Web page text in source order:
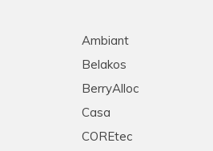
Ambiant
Belakos
BerryAlloc
Casa
COREtec